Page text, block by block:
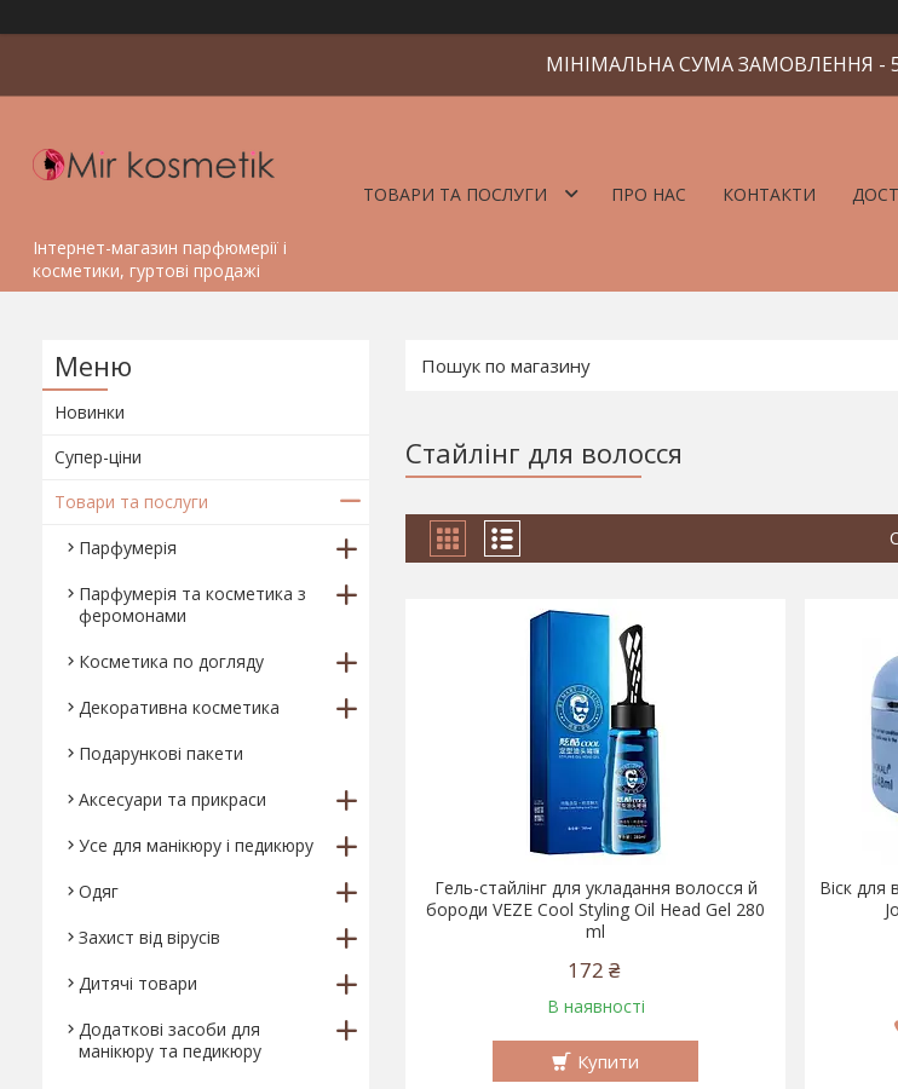
МІНІМАЛЬНА СУМА ЗАМОВЛЕННЯ -
Інтернет-магазин парфюмерії і
косметики, гуртові продажі
ТОВАРИ ТА ПОСЛУГИ ПРО НАС КОНТАКТИ
Стайлінг для волосся
Гель-стайлінг для укладання волосся й
бороди VEZE Cool Styling Oil Head Gel 280
ml
172 ₴
В наявності
Купити
Віск для
Новинки
Супер-ціни
Товари та послуги
Парфумерія
Парфумерія та косметика з
феромонами
Косметика по догляду
Декоративна косметика
Подарункові пакети
Аксесуари та прикраси
Усе для манікюру і педикюру
Одяг
Захист від вірусів
Дитячі товари
Додаткові засоби для
манікюру та педикюру